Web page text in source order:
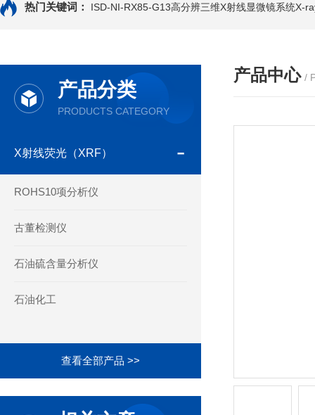
热门关键词： ISD-NI-RX85-G13高分辨三维X射线显微镜系统X-
产品分类
PRODUCTS CATEGORY
X射线荧光（XRF）
ROHS10项分析仪
古董检测仪
石油硫含量分析仪
石油化工
查看全部产品 >>
产品中心 /